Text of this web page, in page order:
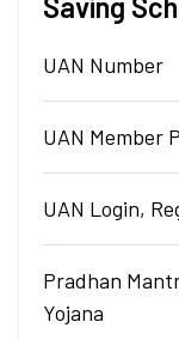
UAN Number
UAN Member
UAN Login,
Pradhan
Yojana